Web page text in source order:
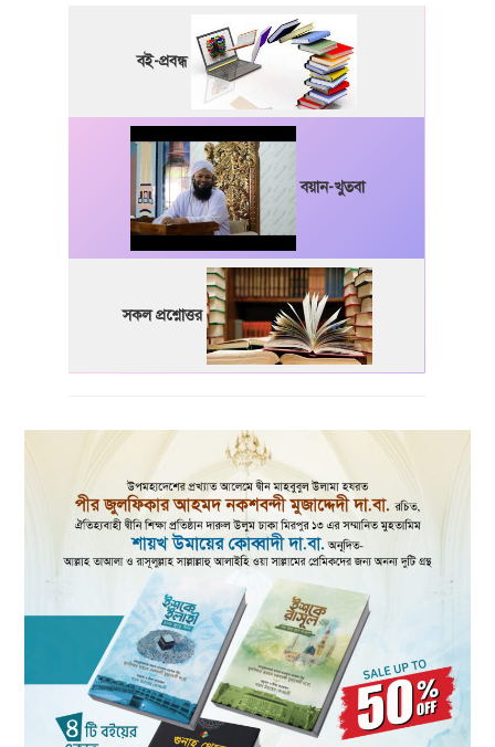
বই-প্রবন্ধ
বয়ান-খুতবা
সকল প্রশ্নোত্তর